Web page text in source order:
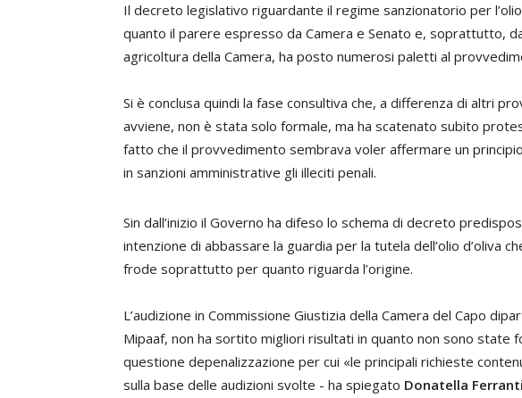
Il decreto legislativo riguardante il regime sanzionatorio per
quanto il parere espresso da Camera e Senato e, soprattutto,
agricoltura della Camera, ha posto numerosi paletti al
Si è conclusa quindi la fase consultiva che, a differenza di altri
avviene, non è stata solo formale, ma ha scatenato subito
fatto che il provvedimento sembrava voler affermare un
in sanzioni amministrative gli illeciti penali.
Sin dall’inizio il Governo ha difeso lo schema di decreto
intenzione di abbassare la guardia per la tutela dell’olio d’oliva
frode soprattutto per quanto riguarda l’origine.
L’audizione in Commissione Giustizia della Camera del Capo
Mipaaf, non ha sortito migliori risultati in quanto non sono state
questione depenalizzazione per cui «le principali richieste
sulla base delle audizioni svolte - ha spiegato Donatella Ferranti